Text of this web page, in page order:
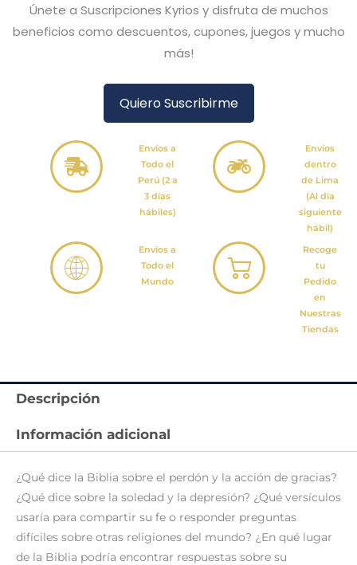
Únete a Suscripciones Kyrios y disfruta de muchos
beneficios como descuentos, cupones, juegos y mucho
más!
Quiero Suscribirme
Envíos a
Todo el
Perú (2 a
3 días
hábiles)
Envíos
dentro
de Lima
(Al día
siguiente
hábil)
Envíos a
Todo el
Mundo
Recoge
tu
Pedido
en
Nuestras
Tiendas
Descripción
Información adicional
¿Qué dice la Biblia sobre el perdón y la acción de gracias?
¿Qué dice sobre la soledad y la depresión? ¿Qué versículos
usaría para compartir su fe o responder preguntas
difíciles sobre otras religiones del mundo? ¿En qué lugar
de la Biblia podría encontrar respuestas sobre su